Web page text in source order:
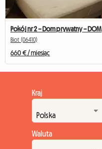
Pokój nr 2 – Dom prywatny – DOM
Biot (06410)
660 € / miesiąc
Kraj
Waluta